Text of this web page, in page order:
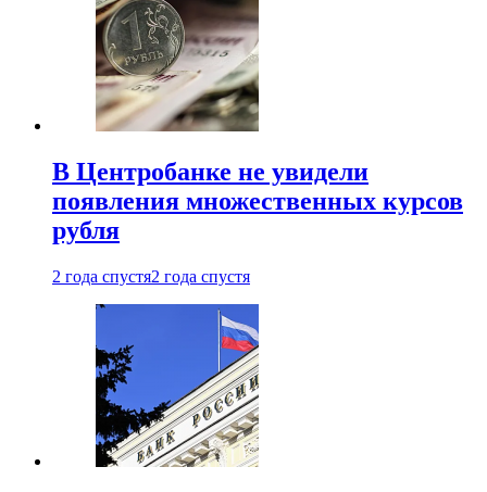
В Центробанке не увидели
появления множественных курсов
рубля
2 года спустя2 года спустя